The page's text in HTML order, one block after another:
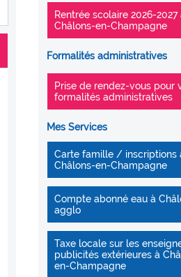
Rentrée scolaire 2026-2027
Châlons-en-Champagne
Formalités administratives
Prise de rendez-vous pour
formalités administratives
Mes Services
Carte famille / inscriptions
Châlons-en-Champagne
Compte abonné eau à
agglo
Taxe locale sur les
publicités extérieures à
en-Champagne